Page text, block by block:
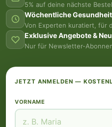
5% auf deine nächste
Wöchentliche
Von Experten kuratiert, für
Exklusive Angebote &
Nur für Newsletter-
JETZT ANMELDEN —
VORNAME